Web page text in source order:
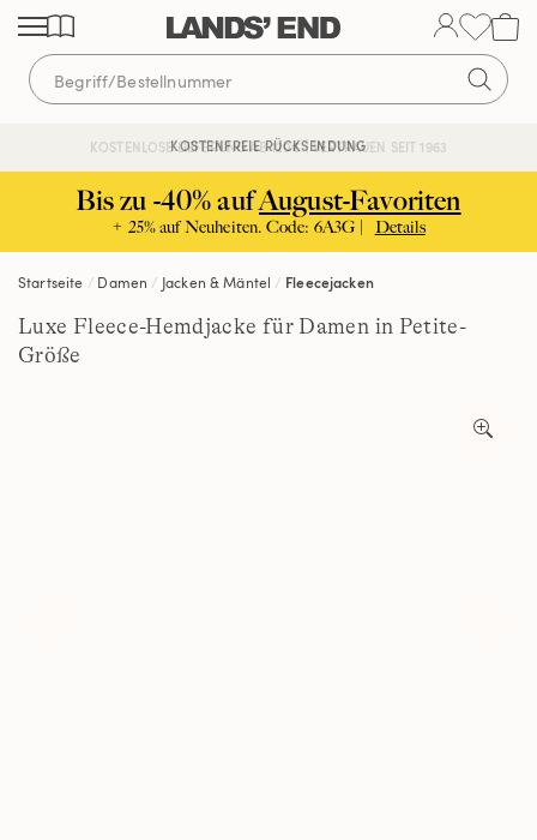
Direkt
zum
Inhalt
Direkt
zur
Navigation
Direkt
zur
Suche
KOSTENLOSE LIEFERUNG AB 120€ | VERTRAUEN SEIT 1963
KOSTENFREIE RÜCKSENDUNG
Bis zu -40% aufAugust-Favoriten
+ 25% auf Neuheiten. Code: 6A3G | Details
Startseite Damen Jacken & Mäntel Fleecejacken
Luxe Fleece-Hemdjacke für Damen in Petite-
Größe